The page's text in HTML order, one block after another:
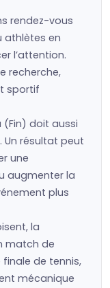
rendez-vous
athlètes en
l’attention.
recherche,
sportif
(Fin) doit aussi
Un résultat peut
une
augmenter la
plus
la
match de
de tennis,
mécanique